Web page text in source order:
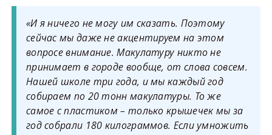
«И я ничего не могу им сказать. Поэтому
сейчас мы даже не акцентируем на этом
вопросе внимание. Макулатуру никто не
принимает в городе вообще, от слова совсем.
Нашей школе три года, и мы каждый год
собираем по 20 тонн макулатуры. То же
самое с пластиком – только крышечек мы за
год собрали 180 килограммов. Если умножить